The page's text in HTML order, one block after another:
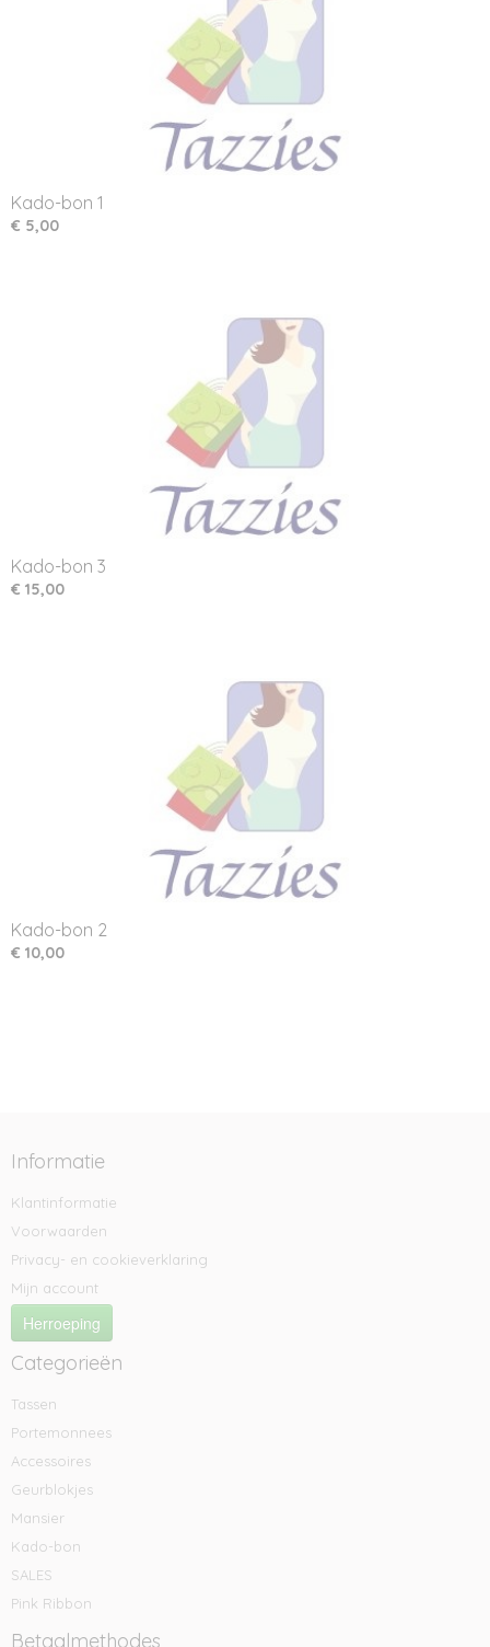
Kado-bon 1
€ 5,00
Kado-bon 3
€ 15,00
Kado-bon 2
€ 10,00
Informatie
Klantinformatie
Voorwaarden
Privacy- en cookieverklaring
Mijn account
Herroeping
Categorieën
Tassen
Portemonnees
Accessoires
Geurblokjes
Mansier
Kado-bon
SALES
Pink Ribbon
Betaalmethodes